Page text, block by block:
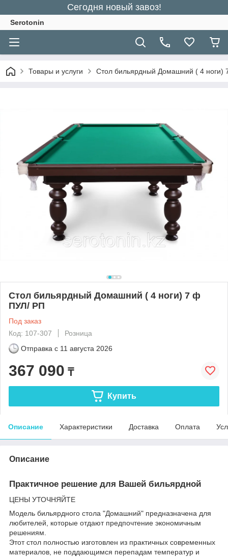
Сегодня новый завоз!
Serotonin
Товары и услуги Стол бильярдный Домашний ( 4
Стол бильярдный Домашний ( 4 ноги) 7 ф
ПУЛ/ РП
Под заказ
Код: 107-307
Розница
Отправка с 11 августа 2026
367 090 ₸
Купить
Описание Характеристики Доставка Оплата
Описание
Практичное решение для Вашей бильярдной
ЦЕНЫ УТОЧНЯЙТЕ
Модель бильярдного стола "Домашний" предназначена для
любителей, которые отдают предпочтение экономичным
решениям.
Этот стол полностью изготовлен из практичных современных
материалов, не поддающимся перепадам температур и